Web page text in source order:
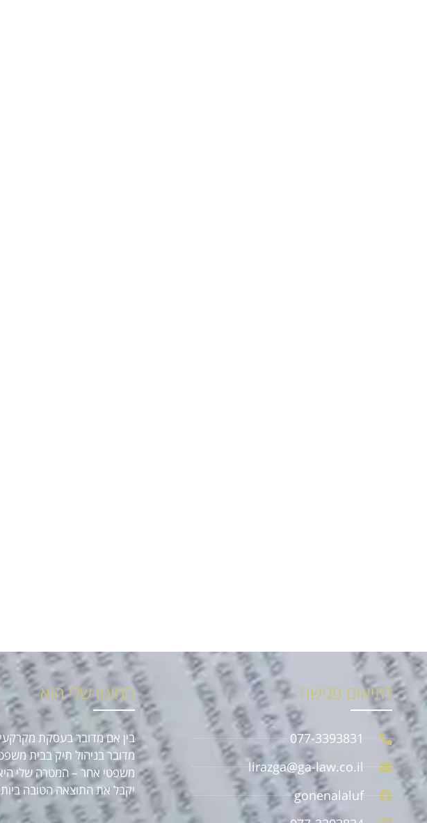
לתיאום פגישה
077-3393831
lirazga@ga-law.co.il
gonenalaluf
המוטו שלי הוא
בין אם מדובר בעסקת
מדובר בניהול תיק בבית
משפטי אחר – המטרה שלי
יקבל את התוצאה הטובה